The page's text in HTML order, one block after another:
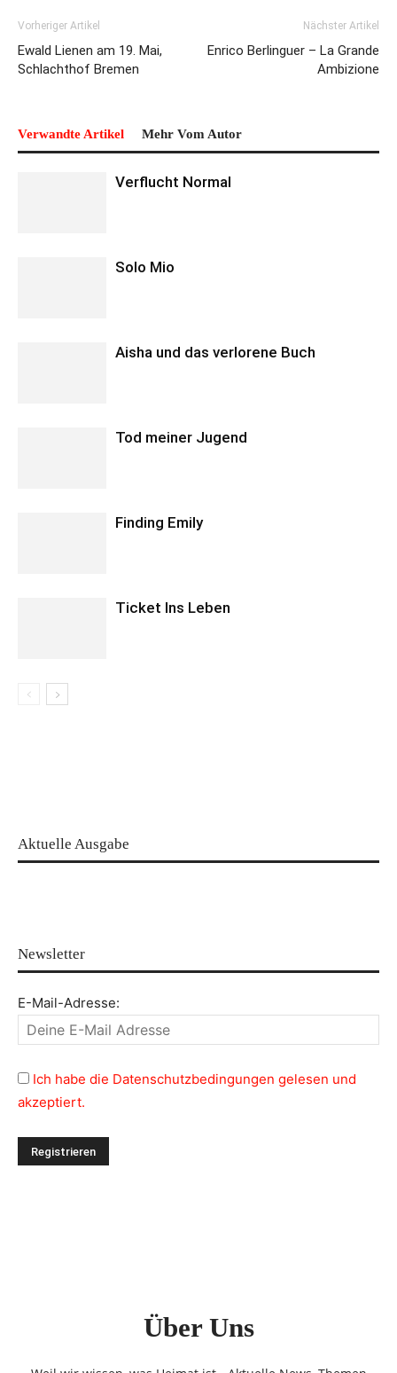
Vorheriger Artikel
Ewald Lienen am 19. Mai,
Schlachthof Bremen
Nächster Artikel
Enrico Berlinguer – La Grande
Ambizione
Verwandte Artikel Mehr Vom Autor
Verflucht Normal
Solo Mio
Aisha und das verlorene Buch
Tod meiner Jugend
Finding Emily
Ticket Ins Leben
Aktuelle Ausgabe
Newsletter
E-Mail-Adresse:
Ich habe die Datenschutzbedingungen gelesen und
akzeptiert.
Über Uns